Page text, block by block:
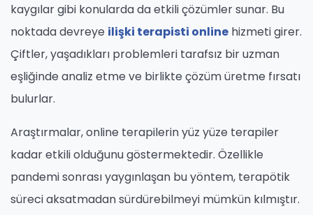
kaygılar gibi konularda da etkili çözümler sunar. Bu
noktada devreye ilişki terapisti online hizmeti girer.
Çiftler, yaşadıkları problemleri tarafsız bir uzman
eşliğinde analiz etme ve birlikte çözüm üretme fırsatı
bulurlar.
Araştırmalar, online terapilerin yüz yüze terapiler
kadar etkili olduğunu göstermektedir. Özellikle
pandemi sonrası yaygınlaşan bu yöntem, terapötik
süreci aksatmadan sürdürebilmeyi mümkün kılmıştır.